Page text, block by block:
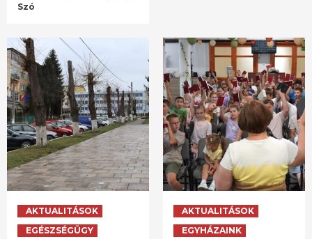
Szó
AKTUALITÁSOK
EGÉSZSÉGÜGY
AKTUALITÁSOK
EGYHÁZAINK